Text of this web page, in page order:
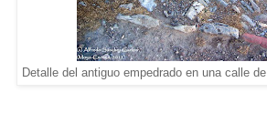
Detalle del antiguo empedrado en una calle de